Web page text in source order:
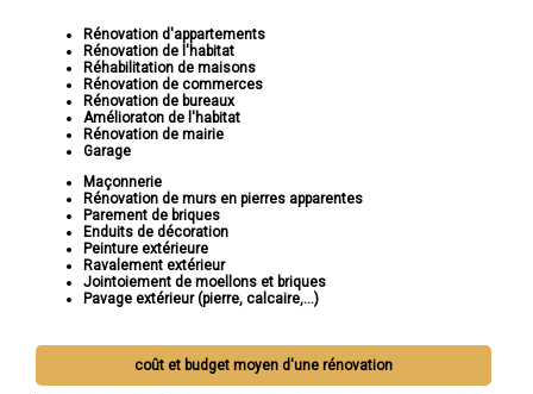
Rénovation d'appartements
Rénovation de l'habitat
Réhabilitation de maisons
Rénovation de commerces
Rénovation de bureaux
Amélioraton de l'habitat
Rénovation de mairie
Garage
Maçonnerie
Rénovation de murs en pierres apparentes
Parement de briques
Enduits de décoration
Peinture extérieure
Ravalement extérieur
Jointoiement de moellons et briques
Pavage extérieur (pierre, calcaire,...)
coût et budget moyen d'une rénovation